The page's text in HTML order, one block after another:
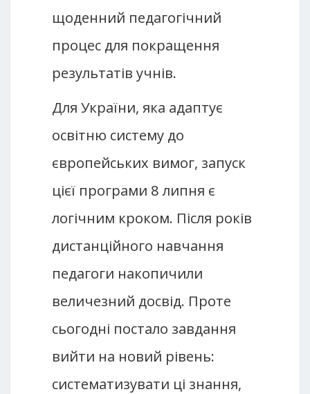
щоденний педагогічний
процес для покращення
результатів учнів.
Для України, яка адаптує
освітню систему до
європейських вимог, запуск
цієї програми 8 липня є
логічним кроком. Після років
дистанційного навчання
педагоги накопичили
величезний досвід. Проте
сьогодні постало завдання
вийти на новий рівень:
систематизувати ці знання,